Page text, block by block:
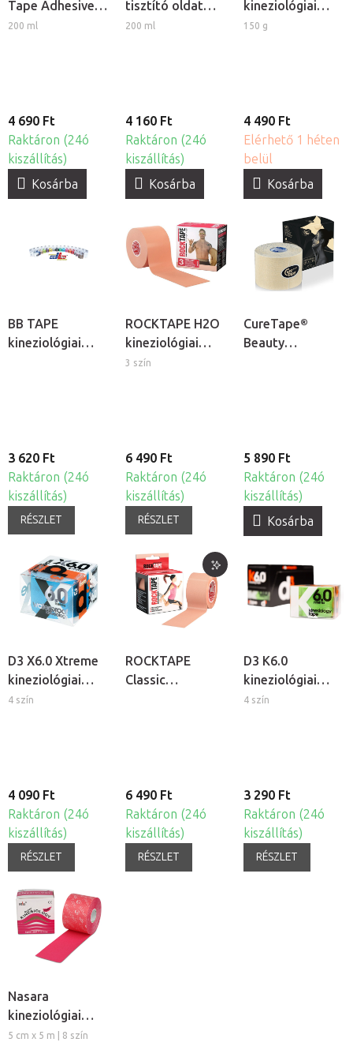
Tape Adhesive
Spray ragasztó
200 ml
4 690 Ft
Raktáron (24ó
kiszállítás)
Kosárba
tisztító oldat
kineziológiai
200 ml
4 160 Ft
Raktáron (24ó
kiszállítás)
Kosárba
kineziológiai
tapaszokhoz
150 g
4 490 Ft
Elérhető 1 héten
belül
Kosárba
BB TAPE
kineziológiai
3 620 Ft
Raktáron (24ó
kiszállítás)
RÉSZLET
ROCKTAPE H2O
kineziológiai
tapasz
3 szín
6 490 Ft
Raktáron (24ó
kiszállítás)
RÉSZLET
CureTape®
Beauty
5 890 Ft
Raktáron (24ó
kiszállítás)
Kosárba
D3 X6.0 Xtreme
kineziológiai
tapasz
4 szín
4 090 Ft
Raktáron (24ó
kiszállítás)
RÉSZLET
ROCKTAPE
Classic
6 490 Ft
Raktáron (24ó
kiszállítás)
RÉSZLET
D3 K6.0
kineziológiai
tapasz
4 szín
3 290 Ft
Raktáron (24ó
kiszállítás)
RÉSZLET
Nasara
kineziológiai
tapasz, 5cm
5 cm x 5 m | 8 szín